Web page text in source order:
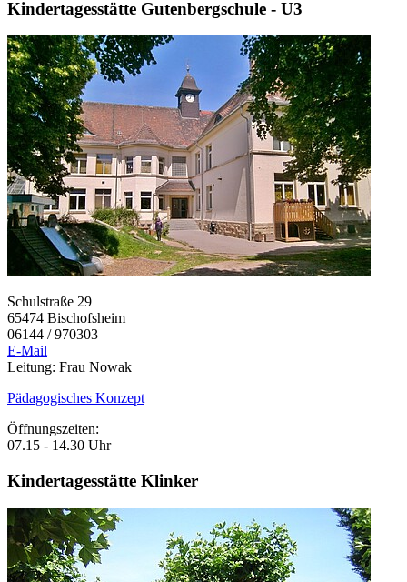
Kindertagesstätte Gutenbergschule - U3
Schulstraße 29
65474 Bischofsheim
06144 / 970303
E-Mail
Leitung: Frau Nowak
Pädagogisches Konzept
Öffnungszeiten:
07.15 - 14.30 Uhr
Kindertagesstätte Klinker